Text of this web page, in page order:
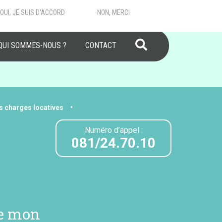
OUI, JE SUIS D'ACCORD NON, MERCI
SOMMES-NOUS ? CONTACT RECHERCHER
charges locatives
mon
Numéro d’appel :
081/24.70.10